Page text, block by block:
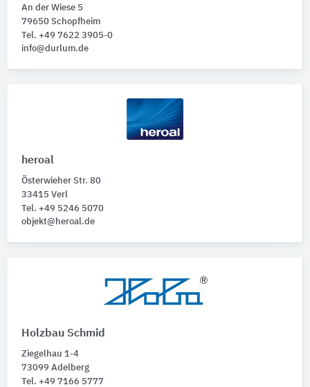
An der Wiese 5
79650 Schopfheim
Tel. +49 7622 3905-0
info@durlum.de
heroal
Österwieher Str. 80
33415 Verl
Tel. +49 5246 5070
objekt@heroal.de
Holzbau Schmid
Ziegelhau 1-4
73099 Adelberg
Tel. +49 7166 5777